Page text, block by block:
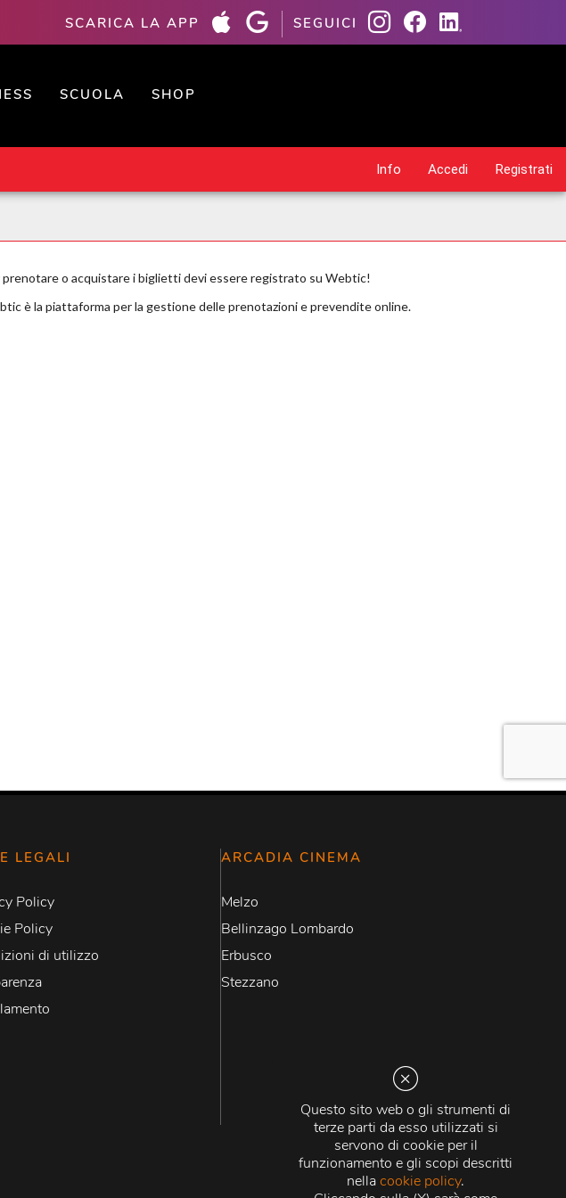
Questo sito web o gli strumenti di
terze parti da esso utilizzati si
servono di cookie per il
funzionamento e gli scopi descritti
nellacookie policy.
SCARICA LA APP SEGUICI
SCUOLA SHOP
LEGALI
Policy
Policy
di utilizzo
ARCADIA CINEMA
Melzo
Bellinzago Lombardo
Erbusco
Stezzano